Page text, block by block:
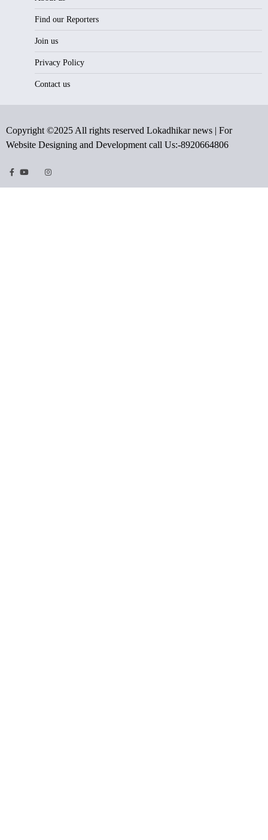
Find our Reporters
Join us
Privacy Policy
Contact us
Copyright ©2025 All rights reserved Lokadhikar news | For
Website Designing and Development call Us:-8920664806
Facebook
Youtube
TwitterInstragram